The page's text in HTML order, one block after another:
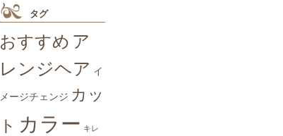
タグ
おすすめ ア
レンジヘア イ
メージチェンジ カッ
ト カラー キレ